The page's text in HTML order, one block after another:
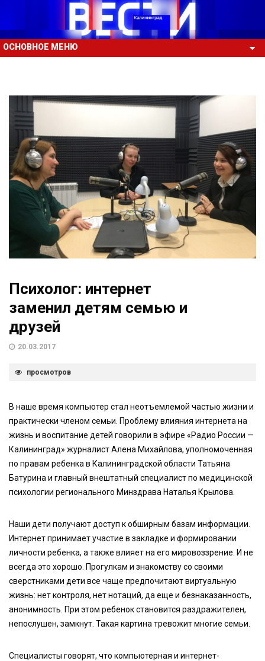
ОСНОВНОЕ МЕНЮ
Психолог: интернет
заменил детям семью и
друзей
20.03.2017
просмотров
В наше время компьютер стал неотъемлемой частью жизни и
практически членом семьи. Проблему влияния интернета на
жизнь и воспитание детей говорили в эфире «Радио России —
Калининград» журналист Алена Михайлова, уполномоченная
по правам ребенка в Калининградской области Татьяна
Батурина и главный внештатный специалист по медицинской
психологии регионального Минздрава Наталья Крылова.
Наши дети получают доступ к обширным базам информации.
Интернет принимает участие в закладке и формировании
личности ребенка, а также влияет на его мировоззрение. И не
всегда это хорошо. Прогулкам и знакомству со своими
сверстниками дети все чаще предпочитают виртуальную
жизнь: нет контроля, нет нотаций, да еще и безнаказанность,
анонимность. При этом ребенок становится раздражителен,
непослушен, замкнут. Такая картина тревожит многие семьи.
Специалисты говорят, что компьютерная и интернет-